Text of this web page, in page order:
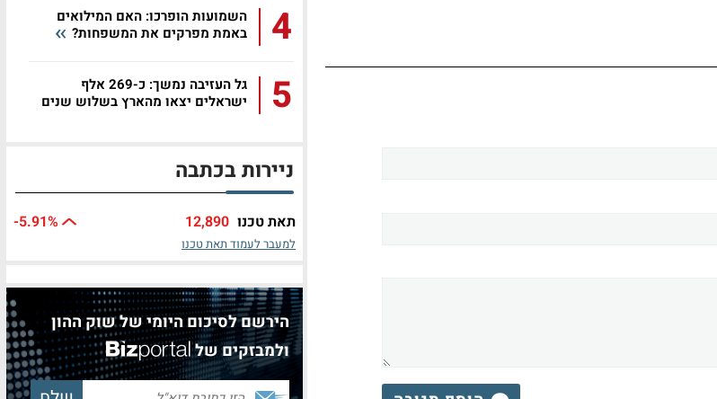
4
השמועות הופרכו: האם המילואים
באמת מפרקים את המשפחות?
5
גל העזיבה נמשך: כ-269 אלף
ישראלים יצאו מהארץ בשלוש שנים
ניירות בכתבה
תאת טכנו 12,890
-5.91%
למעבר לעמוד תאת טכנו
הירשם לסיכום היומי של שוק ההון
ולמבזקים של